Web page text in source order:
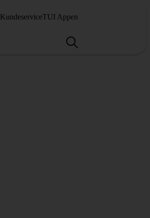
KundeserviceTUI Appen